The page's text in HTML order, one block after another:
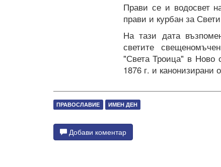
Прави се и водосвет
прави и курбан за
На тази дата
светите
"Света Троица" в Ново
1876 г. и канонизирани
ПРАВОСЛАВИЕ ИМЕН ДЕН
Добави коментар